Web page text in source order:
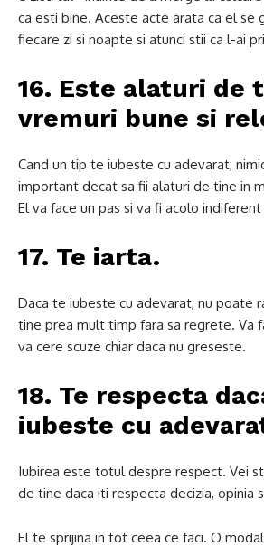
ca esti bine. Aceste acte arata ca el se
fiecare zi si noapte si atunci stii ca l-ai
16. Este alaturi de
vremuri bune si
Cand un tip te iubeste cu adevarat,
important decat sa fii alaturi de tine in
El va face un pas si va fi acolo
17. Te iarta.
Daca te iubeste cu adevarat, nu poate
tine prea mult timp fara sa regrete. Va
va cere scuze chiar daca nu greseste.
18. Te respecta
iubeste cu
Iubirea este totul despre respect. Vei
de tine daca iti respecta decizia, opinia
El te sprijina in tot ceea ce faci. O